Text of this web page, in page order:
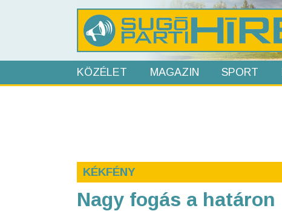
KÖZÉLET MAGAZIN SPORT
KÉKFÉNY
Nagy fogás a határon